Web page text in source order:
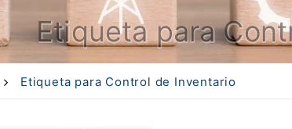
Etiqueta para
Etiqueta para Control de Inventario